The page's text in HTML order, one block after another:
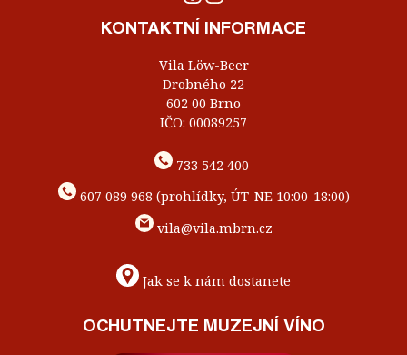
KONTAKTNÍ INFORMACE
Vila Löw-Beer
Drobného 22
602 00 Brno
IČO: 00089257
733 542 400
607 089 968 (prohlídky, ÚT-NE 10:00-18:00)
vila@vila.mbrn.cz
Jak se k nám dostanete
OCHUTNEJTE MUZEJNÍ VÍNO